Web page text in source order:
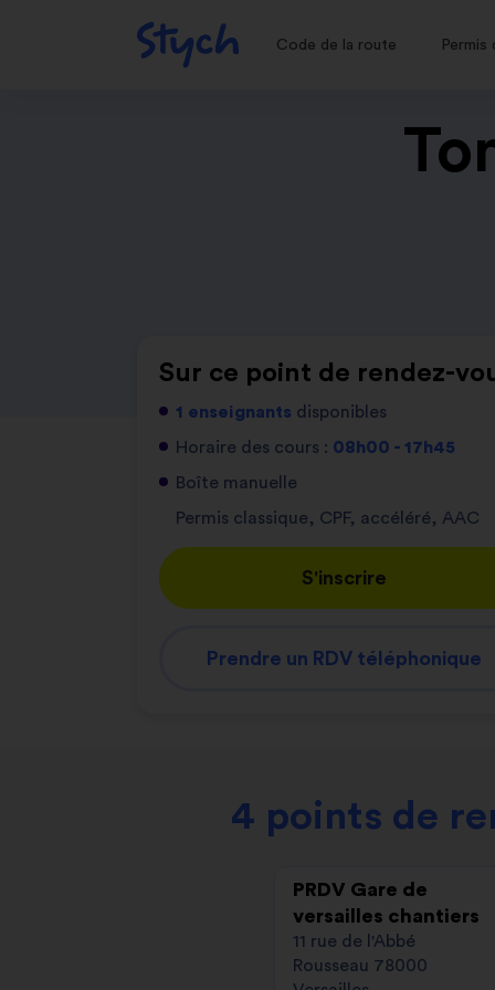
Code de la route Permis
Sur ce point de rendez-
1 enseignants disponibles
Horaire des cours : 08h00 - 17h45
Boîte manuelle
Permis classique, CPF, accéléré, AAC
S'inscrire
Prendre un RDV téléphonique
4 points de
PRDV Gare de
versailles chantiers
11 rue de l'Abbé
Rousseau 78000